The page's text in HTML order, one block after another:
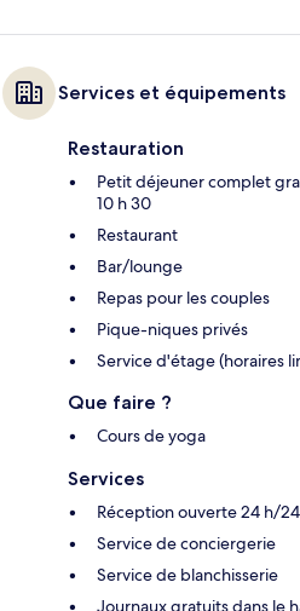
Services et équipements
Restauration
Petit déjeuner complet
10 h 30
Restaurant
Bar/lounge
Repas pour les couples
Pique-niques privés
Service d'étage (horaires
Que faire ?
Cours de yoga
Services
Réception ouverte 24 h/24
Service de conciergerie
Service de blanchisserie
Journaux gratuits dans le